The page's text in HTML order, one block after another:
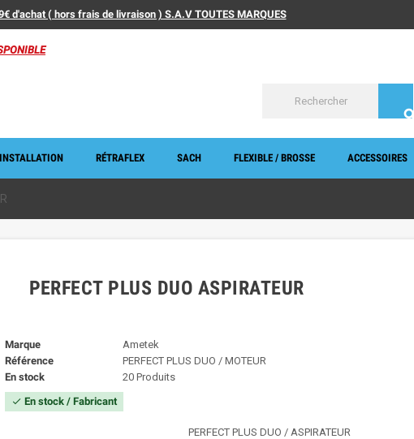
d'achat ( hors frais de livraison ) S.A.V TOUTES MARQUES
search
RÉTRAFLEX SACH FLEXIBLE / BROSSE ACCESSOIRES
PERFECT PLUS DUO ASPIRATEUR
Marque
Ametek
Référence
PERFECT PLUS DUO / MOTEUR
En stock
20 Produits
check En stock / Fabricant
PERFECT PLUS DUO / ASPIRATEUR